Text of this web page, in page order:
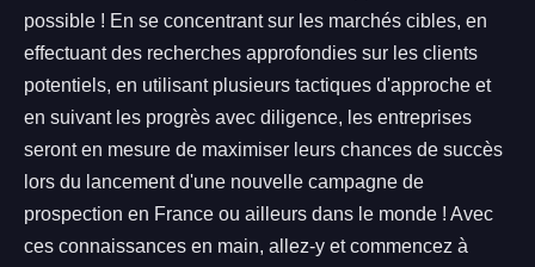
possible ! En se concentrant sur les marchés cibles, en
effectuant des recherches approfondies sur les clients
potentiels, en utilisant plusieurs tactiques d'approche et
en suivant les progrès avec diligence, les entreprises
seront en mesure de maximiser leurs chances de succès
lors du lancement d'une nouvelle campagne de
prospection en France ou ailleurs dans le monde ! Avec
ces connaissances en main, allez-y et commencez à